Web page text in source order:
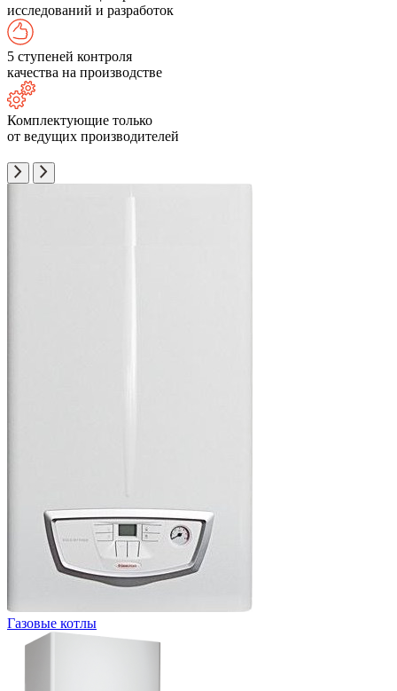
исследований и разработок
5 ступеней контроля
качества на производстве
Комплектующие только
от ведущих производителей
Газовые котлы